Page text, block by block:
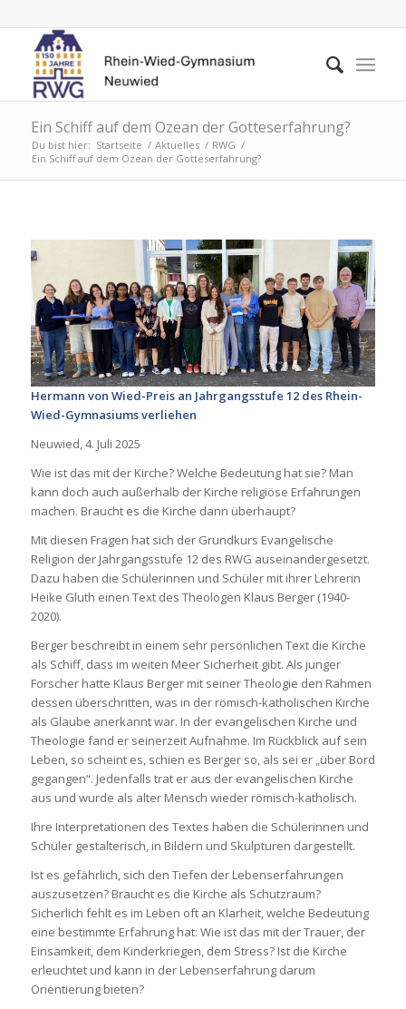
Ein Schiff auf dem Ozean der Gotteserfahrung?
Du bist hier: Startseite / Aktuelles / RWG /
Ein Schiff auf dem Ozean der Gotteserfahrung?
Hermann von Wied-Preis an Jahrgangsstufe 12 des Rhein-
Wied-Gymnasiums verliehen
Neuwied, 4. Juli 2025
Wie ist das mit der Kirche? Welche Bedeutung hat sie? Man
kann doch auch außerhalb der Kirche religiöse Erfahrungen
machen. Braucht es die Kirche dann überhaupt?
Mit diesen Fragen hat sich der Grundkurs Evangelische
Religion der Jahrgangsstufe 12 des RWG auseinandergesetzt.
Dazu haben die Schülerinnen und Schüler mit ihrer Lehrerin
Heike Gluth einen Text des Theologen Klaus Berger (1940-
2020).
Berger beschreibt in einem sehr persönlichen Text die Kirche
als Schiff, dass im weiten Meer Sicherheit gibt. Als junger
Forscher hatte Klaus Berger mit seiner Theologie den Rahmen
dessen überschritten, was in der römisch-katholischen Kirche
als Glaube anerkannt war. In der evangelischen Kirche und
Theologie fand er seinerzeit Aufnahme. Im Rückblick auf sein
Leben, so scheint es, schien es Berger so, als sei er „über Bord
gegangen“. Jedenfalls trat er aus der evangelischen Kirche
aus und wurde als alter Mensch wieder römisch-katholisch.
Ihre Interpretationen des Textes haben die Schülerinnen und
Schüler gestalterisch, in Bildern und Skulpturen dargestellt.
Ist es gefährlich, sich den Tiefen der Lebenserfahrungen
auszusetzen? Braucht es die Kirche als Schutzraum?
Sicherlich fehlt es im Leben oft an Klarheit, welche Bedeutung
eine bestimmte Erfahrung hat: Wie ist das mit der Trauer, der
Einsamkeit, dem Kinderkriegen, dem Stress? Ist die Kirche
erleuchtet und kann in der Lebenserfahrung darum
Orientierung bieten?